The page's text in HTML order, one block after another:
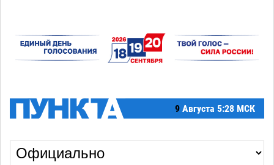
9 Августа 5:28 МСК